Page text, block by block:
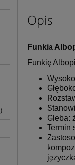
Opis
Funkia
Funkię
Gleba:
Termin